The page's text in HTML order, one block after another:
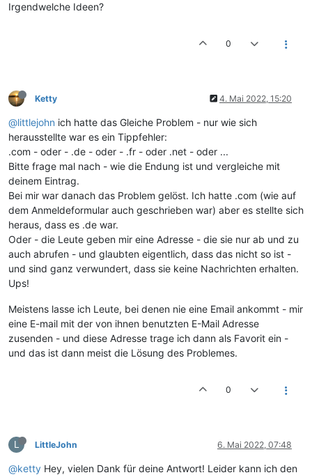
Irgendwelche Ideen?
0
Ketty 4. Mai 2022, 15:20
@littlejohn ich hatte das Gleiche Problem - nur wie sich
herausstellte war es ein Tippfehler:
.com - oder - .de - oder - .fr - oder .net - oder ...
Bitte frage mal nach - wie die Endung ist und vergleiche mit
deinem Eintrag.
Bei mir war danach das Problem gelöst. Ich hatte .com (wie auf
dem Anmeldeformular auch geschrieben war) aber es stellte sich
heraus, dass es .de war.
Oder - die Leute geben mir eine Adresse - die sie nur ab und zu
auch abrufen - und glaubten eigentlich, dass das nicht so ist -
und sind ganz verwundert, dass sie keine Nachrichten erhalten.
Ups!
Meistens lasse ich Leute, bei denen nie eine Email ankommt - mir
eine E-mail mit der von ihnen benutzten E-Mail Adresse
zusenden - und diese Adresse trage ich dann als Favorit ein -
und das ist dann meist die Lösung des Problemes.
0
L LittleJohn 6. Mai 2022, 07:48
@ketty Hey, vielen Dank für deine Antwort! Leider kann ich den